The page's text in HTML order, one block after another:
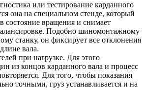
или тестирование карданного
она на специальном стенде, который
состояние вращения и снимает
Подобно шиномонтажному
станку, он фиксирует все отклонения
вала.
при нагрузке. Для этого
из концов карданного вала и процесс
Для того, чтобы показания
точными, груз устанавливается и на